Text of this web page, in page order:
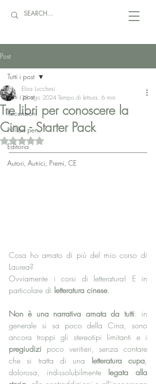
Post
Tutti i post
Recensioni
N libri per...
Editoria
Autori, Autrici, Premi, CE
Tutti i post
Tre libri per conoscere la
Cina - Starter Pack
Elisa Lucchesi
28 ago 2024 Tempo di lettura: 6 min
Valutazione NaN stelle su 5.
Cosa ho amato di più del mio corso di
Laurea?
Ovviamente i corsi di letteratura! E in
particolare di letteratura cinese.
Non è una narrativa amata da tutti: in
generale si sa poco della Cina, sono
pregiudizi poco veritieri, senza contare
che si tratta di una letteratura cupa,
dolorosa, indissolubilmente legata alla